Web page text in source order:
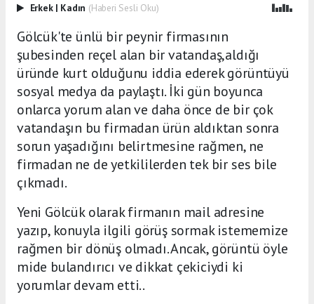
Erkek | Kadın (Haberi Sesli Oku)
Gölcük'te ünlü bir peynir firmasının
şubesinden reçel alan bir vatandaş,aldığı
üründe kurt olduğunu iddia ederek görüntüyü
sosyal medya da paylaştı. İki gün boyunca
onlarca yorum alan ve daha önce de bir çok
vatandaşın bu firmadan ürün aldıktan sonra
sorun yaşadığını belirtmesine rağmen, ne
firmadan ne de yetkililerden tek bir ses bile
çıkmadı.
Yeni Gölcük olarak firmanın mail adresine
yazıp, konuyla ilgili görüş sormak istememize
rağmen bir dönüş olmadı. Ancak, görüntü öyle
mide bulandırıcı ve dikkat çekiciydi ki
yorumlar devam etti..